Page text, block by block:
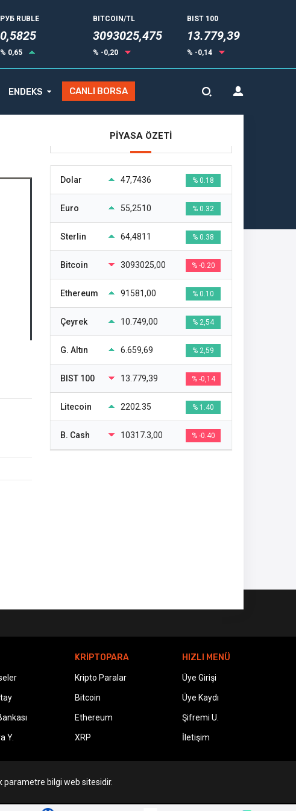
РУБ RUBLE
0,5833
% 0,65
BITCOIN/TL
3093025,475
% -0,20
BIST 100
13.779,39
% -0,14
ENDEKS CANLI BORSA
PİYASA ÖZETİ
Dolar 47,7436 % 0.18
Euro 55,2510 % 0.32
Sterlin 64,4811 % 0.38
Bitcoin 3093025,00 % -0.20
Ethereum 91581,00 % 0.10
Çeyrek 10.749,00 % 2,54
G. Altın 6.659,69 % 2,59
BIST 100 13.779,39 % -0,14
Litecoin 2202.35 % 1.40
B. Cash 10317.3,00 % -0.40
Y.
KRİPTOPARA
Kripto Paralar
Bitcoin
Ethereum
XRP
HIZLI MENÜ
Üye Girişi
Üye Kaydı
Şifremi U.
İletişim
parametre bilgi web sitesidir.